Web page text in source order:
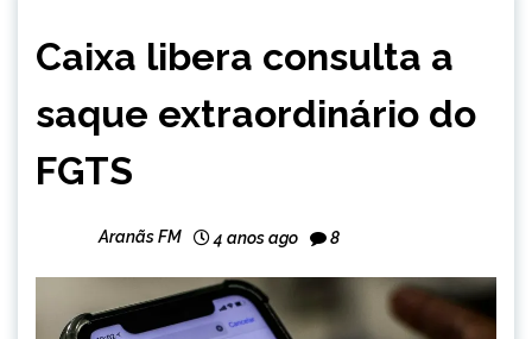
NOTÍCIAS
Caixa libera consulta a
saque extraordinário do
FGTS
Aranãs FM 4 anos ago 8